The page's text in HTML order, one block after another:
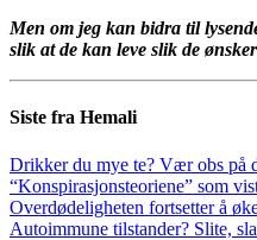
Men om jeg kan bidra til
slik at de kan leve slik de
Siste fra Hemali
Drikker du mye te? Vær obs på
“Konspirasjonsteoriene” som
Overdødeligheten fortsetter å
Autoimmune tilstander? Slite,